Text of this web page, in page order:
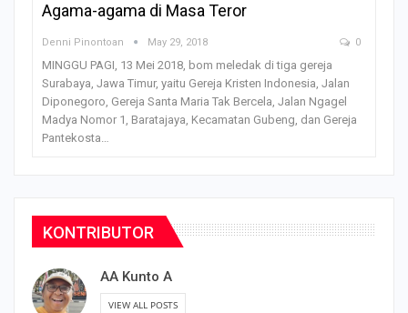
Agama-agama di Masa Teror
Denni Pinontoan May 29, 2018 0
MINGGU PAGI, 13 Mei 2018, bom meledak di tiga gereja
Surabaya, Jawa Timur, yaitu Gereja Kristen Indonesia, Jalan
Diponegoro, Gereja Santa Maria Tak Bercela, Jalan Ngagel
Madya Nomor 1, Baratajaya, Kecamatan Gubeng, dan Gereja
Pantekosta…
KONTRIBUTOR
AA Kunto A
VIEW ALL POSTS